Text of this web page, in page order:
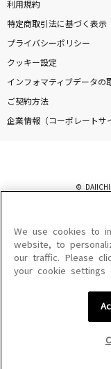
利用規約
特定商取引法に基づく表示
プライバシーポリシー
クッキー設定
インフォマティブデータの
ご契約方法
企業情報（コーポレートサ
©
このサイトに掲載されてい
を問わず、著作権法の定め
を禁じます。
楽曲及びコンテンツは、機
楽曲及びコンテンツの配信日
We use cookies to
website, to
our traffic. Please
your cookie settings